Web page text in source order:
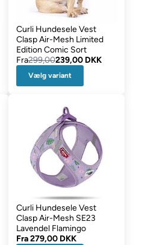
Curli Hundesele Vest
Clasp Air-Mesh Limited
Edition Comic Sort
Fra299,00239,00 DKK
Vælg variant
Curli Hundesele Vest
Clasp Air-Mesh SE23
Lavendel Flamingo
Fra279,00 DKK